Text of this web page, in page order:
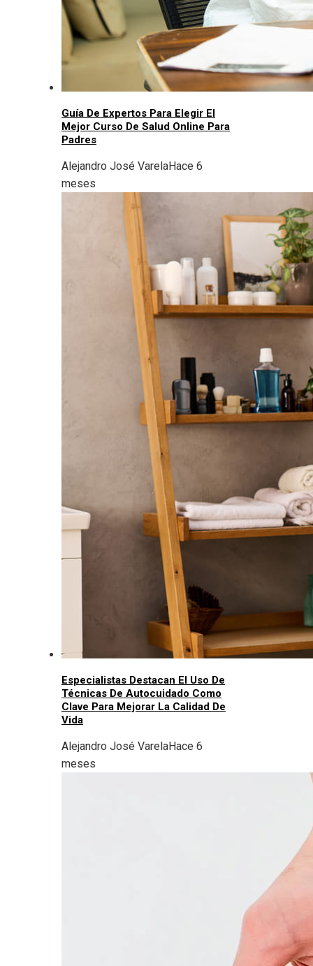
Guía De Expertos Para Elegir El
Mejor Curso De Salud Online Para
Padres
Alejandro José VarelaHace 6
meses
Especialistas Destacan El Uso De
Técnicas De Autocuidado Como
Clave Para Mejorar La Calidad De
Vida
Alejandro José VarelaHace 6
meses